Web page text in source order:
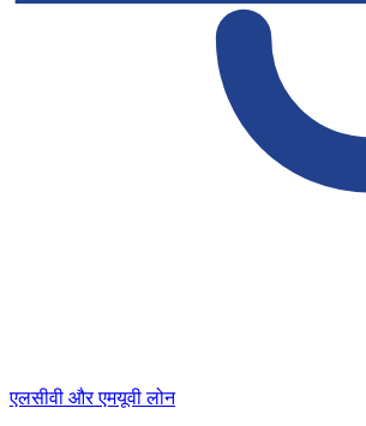
एलसीवी और एमयूवी लोन